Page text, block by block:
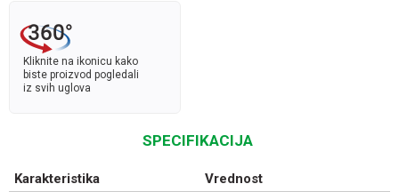
Kliknite na ikonicu kako
biste proizvod pogledali
iz svih uglova
SPECIFIKACIJA
Karakteristika Vrednost